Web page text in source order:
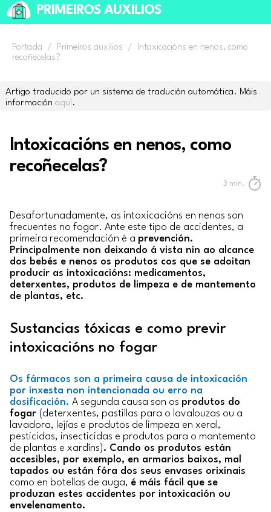
PRIMEIROS AUXILIOS
Portada / Primeiros auxilios /
Intoxicacións en nenos, como
recoñecelas?
Artigo traducido por un sistema de tradución automática. Máis
información aquí.
Intoxicacións en nenos, como
recoñecelas?
3 min.
Desafortunadamente, as intoxicacións en nenos son
frecuentes no fogar. Ante este tipo de accidentes, a
primeira recomendación é a prevención.
Principalmente non deixando á vista nin ao alcance
dos bebés e nenos os produtos cos que se adoitan
producir as intoxicacións: medicamentos,
deterxentes, produtos de limpeza e de mantemento
de plantas, etc.
Sustancias tóxicas e como previr
intoxicacións no fogar
Os fármacos son a primeira causa de intoxicación
por inxesta non intencionada ou erro na
dosificación. A segunda causa son os produtos do
fogar (deterxentes, pastillas para o lavalouzas ou a
lavadora, lejías e produtos de limpeza en xeral,
pesticidas, insecticidas e produtos para o mantemento
de plantas e xardíns). Cando os produtos están
accesibles, por exemplo, en armarios baixos, mal
tapados ou están fóra dos seus envases orixinais
como en botellas de auga, é máis fácil que se
produzan estes accidentes por intoxicación ou
envelenamento.